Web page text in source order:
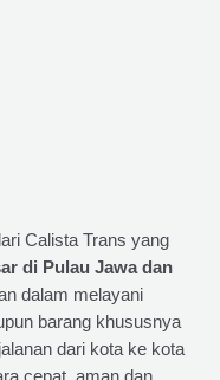
Calista Trans yang
di Pulau Jawa dan
dalam melayani
barang khususnya
dari kota ke kota